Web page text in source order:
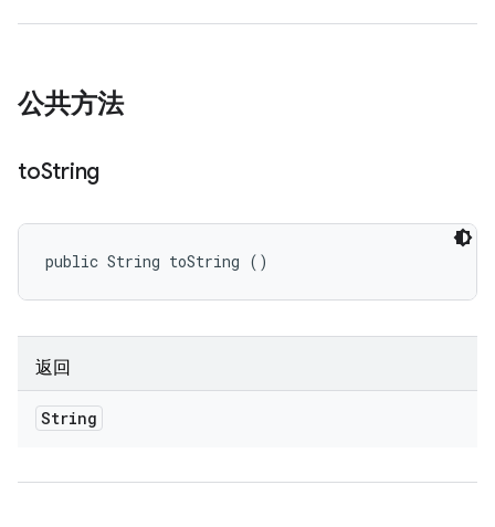
公共方法
toString
public String toString ()
返回
String